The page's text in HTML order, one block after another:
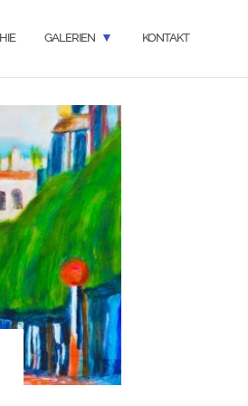
GALERIEN KONTAKT